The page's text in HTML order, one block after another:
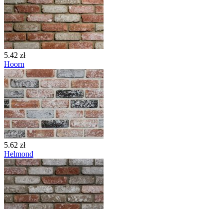
5.42 zł
Hoorn
5.62 zł
Helmond